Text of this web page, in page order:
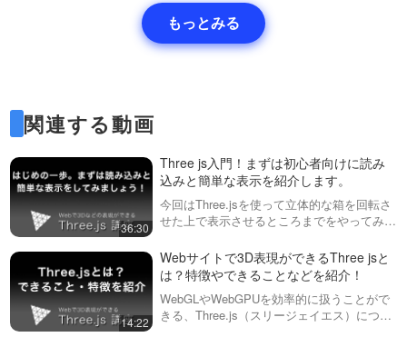
もっとみる
関連する動画
36:30
Three js入門！まずは初心者向けに読み
込みと簡単な表示を紹介します。
今回はThree.jsを使って立体的な箱を回転さ
せた上で表示させるところまでをやってみま
読み込み先URLはこちら
https://unpkg.com/t…
14:22
Webサイトで3D表現ができるThree jsと
は？特徴やできることなどを紹介！
WebGLやWebGPUを効率的に扱うことがで
きる、Three.js（スリージェイエス）につい